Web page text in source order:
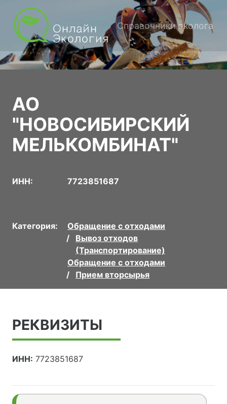
Справочники эколога
АО
"НОВОСИБИРСКИЙ
МЕЛЬКОМБИНАТ"
ИНН: 7723851687
Категория:
Обращение с отходами
Вывоз отходов
(Транспортирование)
Обращение с отходами
Прием вторсырья
РЕКВИЗИТЫ
ИНН: 7723851687